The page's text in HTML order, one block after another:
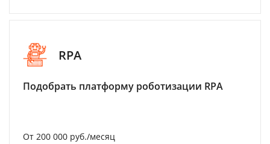
RPA
Подобрать платформу роботизации RPA
От 200 000 руб./месяц